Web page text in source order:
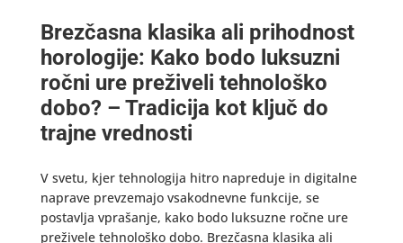
Brezčasna klasika ali prihodnost
horologije: Kako bodo luksuzni
ročni ure preživeli tehnološko
dobo? – Tradicija kot ključ do
trajne vrednosti
V svetu, kjer tehnologija hitro napreduje in digitalne
naprave prevzemajo vsakodnevne funkcije, se
postavlja vprašanje, kako bodo luksuzne ročne ure
preživele tehnološko dobo. Brezčasna klasika ali